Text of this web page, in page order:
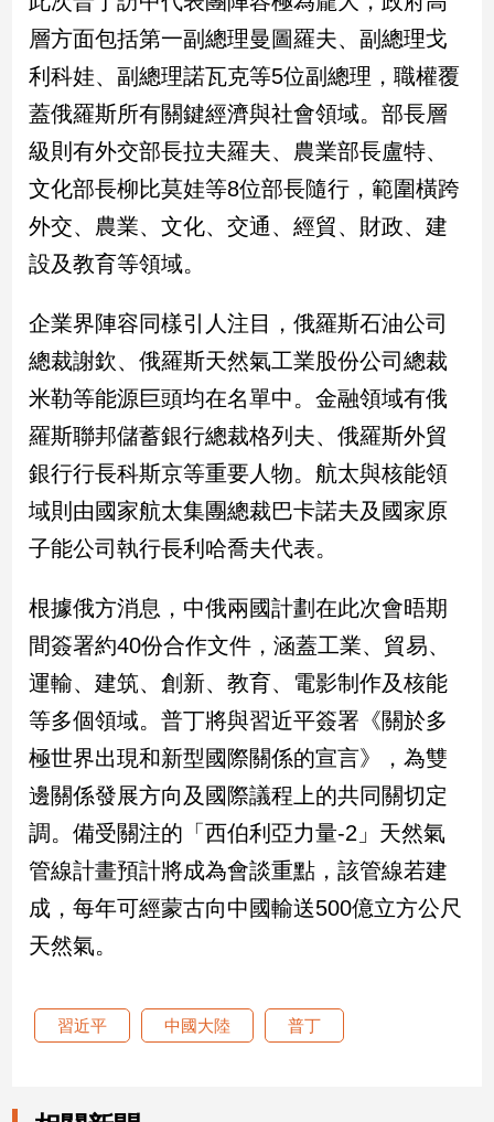
國
會
點
觀
點
兩
岸/
際
會/
地
方
新
冠
毒
專
區
南
台
灣
觀
點
南
台
觀
點
樂
星
層方面包括第一副總理曼圖羅夫、副總理戈
利科娃、副總理諾瓦克等5位副總理，職權覆
蓋俄羅斯所有關鍵經濟與社會領域。部長層
級則有外交部長拉夫羅夫、農業部長盧特、
文化部長柳比莫娃等8位部長隨行，範圍橫跨
外交、農業、文化、交通、經貿、財政、建
設及教育等領域。
企業界陣容同樣引人注目，俄羅斯石油公司
總裁謝欽、俄羅斯天然氣工業股份公司總裁
米勒等能源巨頭均在名單中。金融領域有俄
羅斯聯邦儲蓄銀行總裁格列夫、俄羅斯外貿
銀行行長科斯京等重要人物。航太與核能領
域則由國家航太集團總裁巴卡諾夫及國家原
子能公司執行長利哈喬夫代表。
根據俄方消息，中俄兩國計劃在此次會晤期
間簽署約40份合作文件，涵蓋工業、貿易、
運輸、建筑、創新、教育、電影制作及核能
等多個領域。普丁將與習近平簽署《關於多
極世界出現和新型國際關係的宣言》，為雙
邊關係發展方向及國際議程上的共同關切定
調。備受關注的「西伯利亞力量-2」天然氣
管線計畫預計將成為會談重點，該管線若建
成，每年可經蒙古向中國輸送500億立方公尺
天然氣。
習近平 中國大陸 普丁